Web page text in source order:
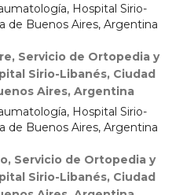
Hospital Sirio-
de Buenos Aires, Argentina
Servicio de Ortopedia y
Sirio-Libanés, Ciudad
Aires, Argentina
Hospital Sirio-
de Buenos Aires, Argentina
Servicio de Ortopedia y
Sirio-Libanés, Ciudad